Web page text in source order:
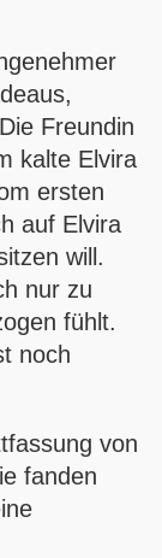
Freundin
kalte Elvira
ersten
auf Elvira
will.
nur zu
fühlt.
noch
von
fanden